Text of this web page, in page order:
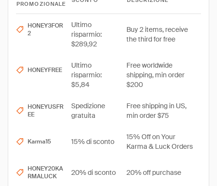
PROMOZIONALE
HONEY3FOR
2
Ultimo
risparmio:
$289,92
Buy 2 items, receive
the third for free
HONEYFREE
Ultimo
risparmio:
$5,84
Free worldwide
shipping, min order
$200
HONEYUSFR
EE
Spedizione
gratuita
Free shipping in US,
min order $75
Karma15 15% di sconto
15% Off on Your
Karma & Luck Orders
HONEY20KA
RMALUCK
20% di sconto 20% off purchase